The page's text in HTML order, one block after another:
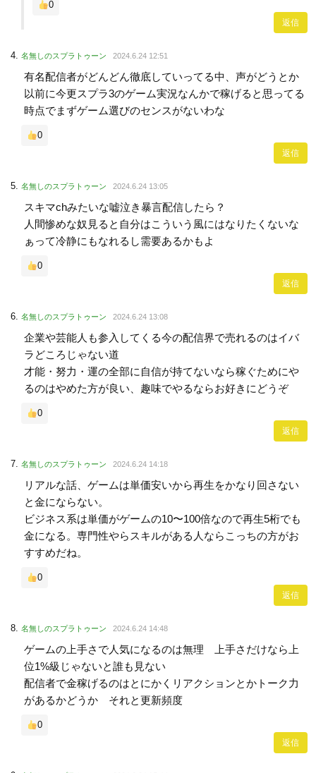
0
返信
名無しのスプラトゥーン 2024.6.24 12:51
有名配信者がどんどん徹底していってる中、声がどうとか
以前に今更スプラ3のゲーム実況なんかで稼げると思ってる
時点でまずゲーム選びのセンスがないわな
0
返信
名無しのスプラトゥーン 2024.6.24 13:05
スキマchみたいな嘘泣き暴言配信したら？
人間惨めな奴見ると自分はこういう風にはなりたくないな
ぁって冷静にもなれるし需要あるかもよ
0
返信
名無しのスプラトゥーン 2024.6.24 13:08
企業や芸能人も参入してくる今の配信界で売れるのはイバ
ラどころじゃない道
才能・努力・運の全部に自信が持てないなら稼ぐためにや
るのはやめた方が良い、趣味でやるならお好きにどうぞ
0
返信
名無しのスプラトゥーン 2024.6.24 14:18
リアルな話、ゲームは単価安いから再生をかなり回さない
と金にならない。
ビジネス系は単価がゲームの10〜100倍なので再生5桁でも
金になる。専門性やらスキルがある人ならこっちの方がお
すすめだね。
0
返信
名無しのスプラトゥーン 2024.6.24 14:48
ゲームの上手さで人気になるのは無理 上手さだけなら上
位1%級じゃないと誰も見ない
配信者で金稼げるのはとにかくリアクションとかトーク力
があるかどうか それと更新頻度
0
返信